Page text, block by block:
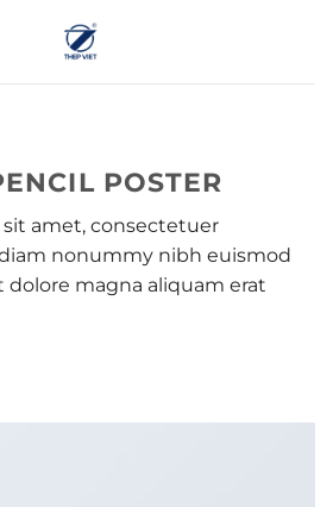
POSTER
amet, consectetuer
nonummy nibh euismod
magna aliquam erat